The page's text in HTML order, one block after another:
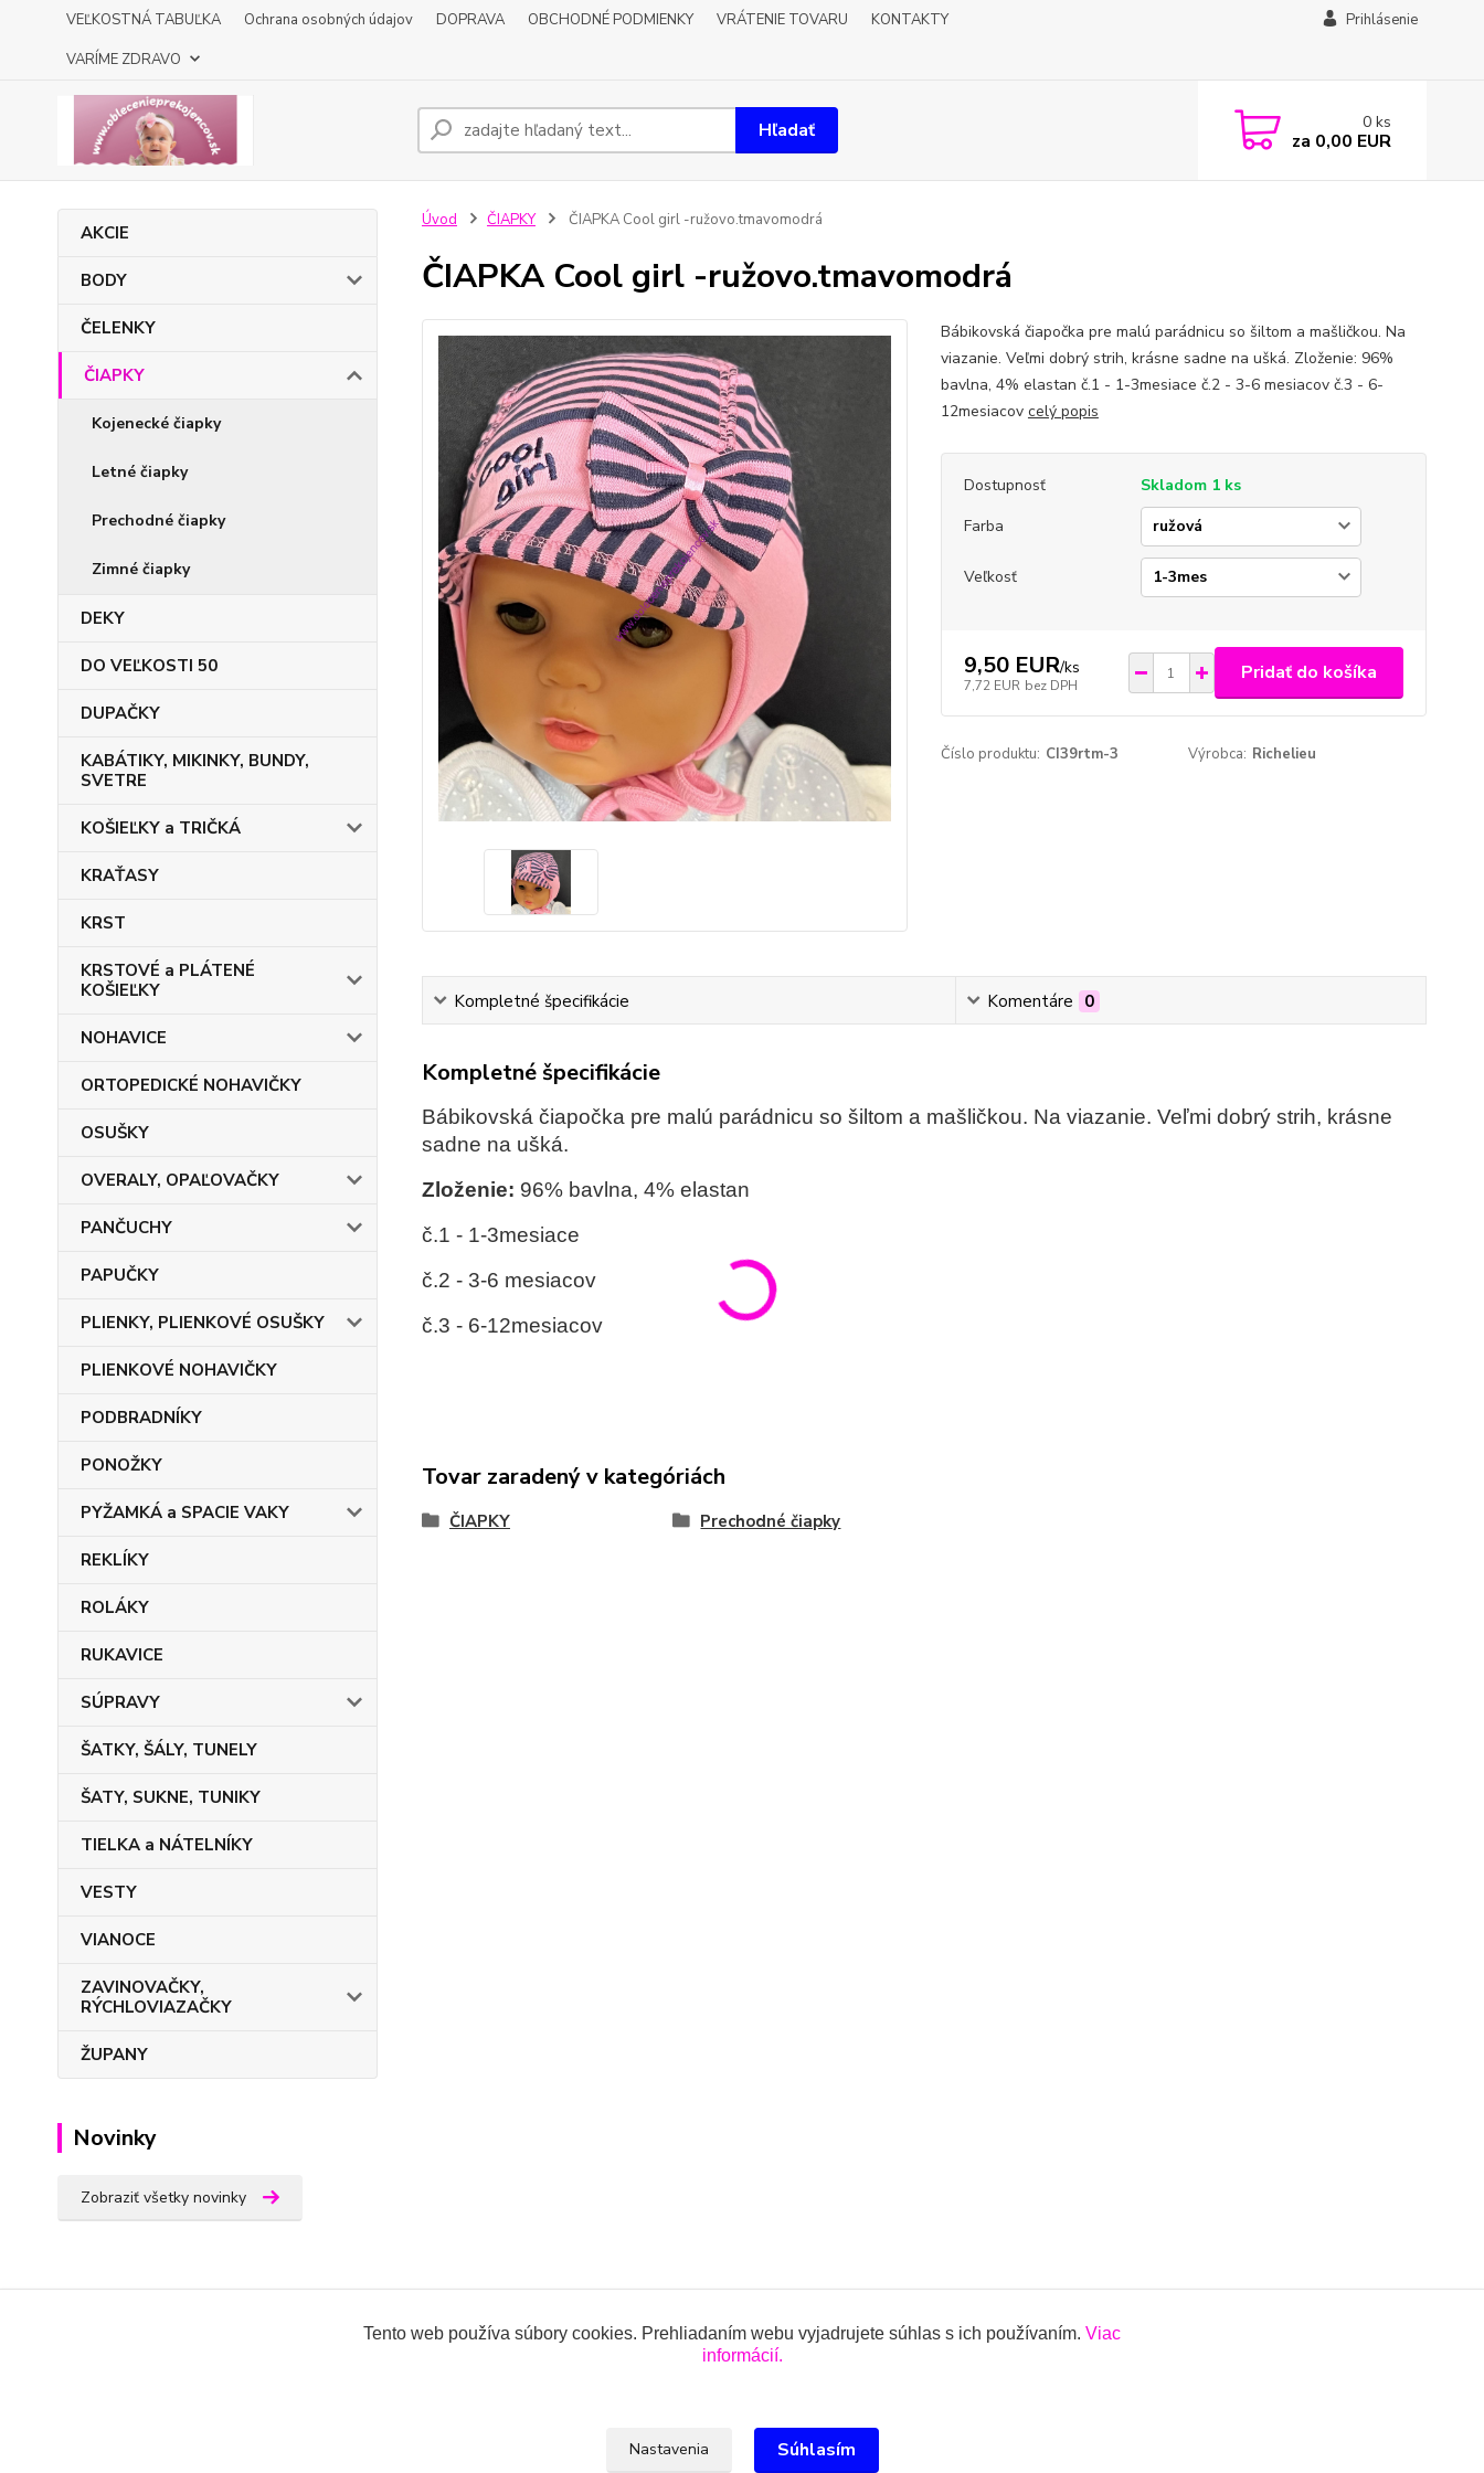
VEĽKOSTNÁ TABUĽKA Ochrana osobných údajov DOPRAVA OBCHODNÉ PODMIENKY VRÁTENIE TOVARU
KONTAKTY
VARÍME ZDRAVO
Prihlásenie
Hľadať 0 ks
za 0,00 EUR
AKCIE
BODY
ČELENKY
ČIAPKY
Kojenecké čiapky
Letné čiapky
Prechodné čiapky
Zimné čiapky
DEKY
DO VEĽKOSTI 50
DUPAČKY
KABÁTIKY, MIKINKY, BUNDY,
SVETRE
KOŠIEĽKY a TRIČKÁ
KRAŤASY
KRST
KRSTOVÉ a PLÁTENÉ
KOŠIEĽKY
NOHAVICE
ORTOPEDICKÉ NOHAVIČKY
OSUŠKY
OVERALY, OPAĽOVAČKY
PANČUCHY
PAPUČKY
PLIENKY, PLIENKOVÉ OSUŠKY
PLIENKOVÉ NOHAVIČKY
PODBRADNÍKY
PONOŽKY
PYŽAMKÁ a SPACIE VAKY
REKLÍKY
ROLÁKY
RUKAVICE
SÚPRAVY
ŠATKY, ŠÁLY, TUNELY
ŠATY, SUKNE, TUNIKY
TIELKA a NÁTELNÍKY
VESTY
VIANOCE
ZAVINOVAČKY,
RÝCHLOVIAZAČKY
ŽUPANY
Novinky
Zobraziť všetky novinky
Úvod ČIAPKY ČIAPKA Cool girl -ružovo.tmavomodrá
ČIAPKA Cool girl -ružovo.tmavomodrá
Bábikovská čiapočka pre malú parádnicu so šiltom a mašličkou. Na
viazanie. Veľmi dobrý strih, krásne sadne na ušká. Zloženie: 96%
bavlna, 4% elastan č.1 - 1-3mesiace č.2 - 3-6 mesiacov č.3 - 6-
12mesiacov celý popis
Dostupnosť
Skladom 1 ks
Farba
Veľkosť
9,50 EUR/ks
7,72 EUR bez DPH
Pridať do košíka
Číslo produktu: CI39rtm-3 Výrobca: Richelieu
Kompletné špecifikácie Komentáre 0
Kompletné špecifikácie
Bábikovská čiapočka pre malú parádnicu so šiltom a mašličkou. Na viazanie. Veľmi dobrý strih, krásne
sadne na ušká.
Zloženie: 96% bavlna, 4% elastan
č.1 - 1-3mesiace
č.2 - 3-6 mesiacov
č.3 - 6-12mesiacov
Tovar zaradený v kategóriách
ČIAPKY Prechodné čiapky
Ing.Miroslava Dvorščáková, Kružlová 110, 090 02 Kružlová, 0918 914 288, info@oblecenieprekojencov.sk
Tento web používa súbory cookies. Prehliadaním webu vyjadrujete súhlas s ich používaním. Viac
informácií.
Nastavenia Súhlasím